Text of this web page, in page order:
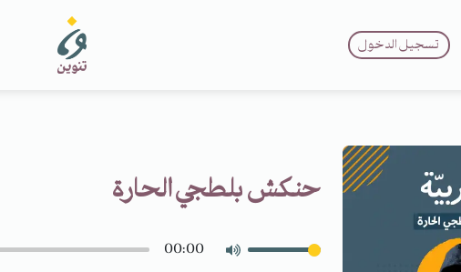
تسجيل الدخول
حنكش بلطجي الحارة
00:00